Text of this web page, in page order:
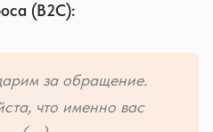
(B2C):
за обращение.
что именно вас